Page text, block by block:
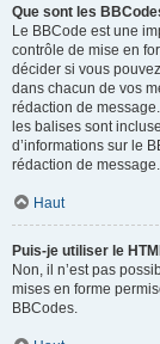
Que sont les
Le BBCode est une
contrôle de mise en
décider si vous
dans chacun de vos
rédaction de
les balises sont
d’informations sur le
rédaction de message.
Haut
Puis-je utiliser le
Non, il n’est pas
mises en forme
BBCodes.